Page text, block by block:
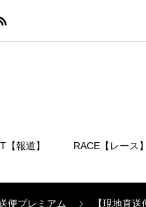
【報道】 RACE【レース】
便プレミアム 【現地直